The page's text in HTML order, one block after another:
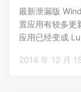
最新泄漏版
置应用有较多更
应用已经变成